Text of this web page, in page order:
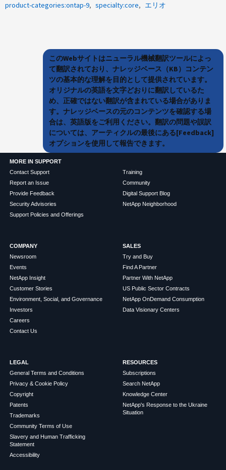
product-categories:ontap-9
specialty:core エリオ
このWebサイトはニューラル機械翻訳ツールによっ
て翻訳されており、ナレッジベース（KB）コンテン
ツの基本的な理解を目的として提供されています。
オリジナルの英語を文字どおりに翻訳しているた
め、正確ではない翻訳が含まれている場合がありま
す。ナレッジベースの元のコンテンツを確認する場
合は、英語版をご利用ください。翻訳の問題や誤訳
については、アーティクルの最後にある[Feedback]
オプションを使用して報告できます。
MORE IN SUPPORT
Contact Support
Report an Issue
Provide Feedback
Security Advisories
Support Policies and Offerings
Training
Community
Digital Support Blog
NetApp Neighborhood
COMPANY
Newsroom
Events
NetApp Insight
Customer Stories
Environment, Social, and Governance
Investors
Careers
Contact Us
SALES
Try and Buy
Find A Partner
Partner With NetApp
US Public Sector Contracts
NetApp OnDemand Consumption
Data Visionary Centers
LEGAL
General Terms and Conditions
Privacy & Cookie Policy
Copyright
Patents
Trademarks
Community Terms of Use
Slavery and Human Trafficking
Statement
Accessibility
RESOURCES
Subscriptions
Search NetApp
Knowledge Center
NetApp's Response to the Ukraine
Situation